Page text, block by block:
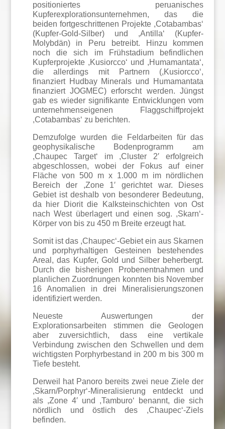
positioniertes peruanisches
Kupferexplorationsunternehmen, das die
beiden fortgeschrittenen Projekte ,Cotabambas‘
(Kupfer-Gold-Silber) und ,Antilla‘ (Kupfer-
Molybdän) in Peru betreibt. Hinzu kommen
noch die sich im Frühstadium befindlichen
Kupferprojekte ,Kusiorcco‘ und ,Humamantata‘,
die allerdings mit Partnern (,Kusiorcco‘,
finanziert Hudbay Minerals und Humamantata
finanziert JOGMEC) erforscht werden. Jüngst
gab es wieder signifikante Entwicklungen vom
unternehmenseigenen Flaggschiffprojekt
,Cotabambas‘ zu berichten.
Demzufolge wurden die Feldarbeiten für das
geophysikalische Bodenprogramm am
,Chaupec Target‘ im ,Cluster 2′ erfolgreich
abgeschlossen, wobei der Fokus auf einer
Fläche von 500 m x 1.000 m im nördlichen
Bereich der ,Zone 1′ gerichtet war. Dieses
Gebiet ist deshalb von besonderer Bedeutung,
da hier Diorit die Kalksteinschichten von Ost
nach West überlagert und einen sog. ,Skarn‘-
Körper von bis zu 450 m Breite erzeugt hat.
Somit ist das ,Chaupec‘-Gebiet ein aus Skarnen
und porphyrhaltigen Gesteinen bestehendes
Areal, das Kupfer, Gold und Silber beherbergt.
Durch die bisherigen Probenentnahmen und
planlichen Zuordnungen konnten bis November
16 Anomalien in drei Mineralisierungszonen
identifiziert werden.
Neueste Auswertungen der
Explorationsarbeiten stimmen die Geologen
aber zuversichtlich, dass eine vertikale
Verbindung zwischen den Schwellen und dem
wichtigsten Porphyrbestand in 200 m bis 300 m
Tiefe besteht.
Derweil hat Panoro bereits zwei neue Ziele der
,Skarn/Porphyr‘-Mineralisierung entdeckt und
als ,Zone 4′ und ,Tamburo‘ benannt, die sich
nördlich und östlich des ,Chaupec‘-Ziels
befinden.